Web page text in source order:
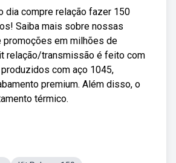
dia compre relação fazer 150
Saiba mais sobre nossas
em milhões de
relação/transmissão é feito com
com aço 1045,
premium. Além disso, o
térmico.